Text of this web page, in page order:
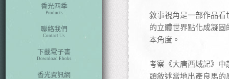
香光四季
Products
聯絡我們
Contact Us
下載電子書
Download Eboks
香光資訊網
敘事視角是一部作品
的立體世界點化成凝
本角度。
考察《大唐西域記》
頭敘述當地出產良馬